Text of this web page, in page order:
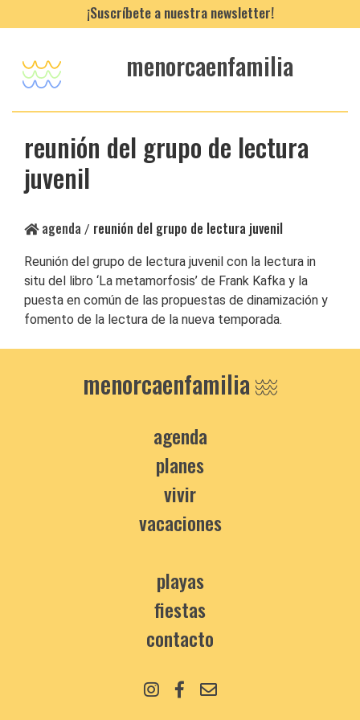
¡Suscríbete a nuestra newsletter!
menorcaenfamilia
reunión del grupo de lectura
juvenil
agenda / reunión del grupo de lectura juvenil
Reunión del grupo de lectura juvenil con la lectura in
situ del libro ‘La metamorfosis’ de Frank Kafka y la
puesta en común de las propuestas de dinamización y
fomento de la lectura de la nueva temporada.
menorcaenfamilia
agenda
planes
vivir
vacaciones
playas
fiestas
contacto